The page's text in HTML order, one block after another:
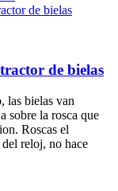
de bielas
de bielas
las bielas van
sobre la rosca que
Roscas el
reloj, no hace